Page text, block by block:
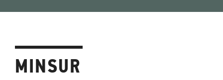
MINSUR